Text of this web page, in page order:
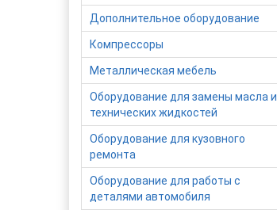
Дополнительное оборудование
Компрессоры
Металлическая мебель
Оборудование для замены масла и
технических жидкостей
Оборудование для кузовного
ремонта
Оборудование для работы с
деталями автомобиля